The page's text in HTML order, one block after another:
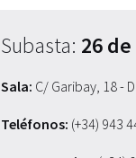
Subasta: 26
Sala: C/ Garibay, 18 -
Teléfonos: (+34) 943